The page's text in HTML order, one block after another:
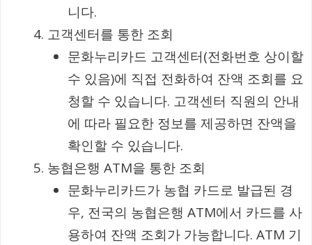
니다.
고객센터를 통한 조회
문화누리카드 고객센터(전화번호 상이할
수 있음)에 직접 전화하여 잔액 조회를 요
청할 수 있습니다. 고객센터 직원의 안내
에 따라 필요한 정보를 제공하면 잔액을
확인할 수 있습니다.
농협은행 ATM을 통한 조회
문화누리카드가 농협 카드로 발급된 경
우, 전국의 농협은행 ATM에서 카드를 사
용하여 잔액 조회가 가능합니다. ATM 기